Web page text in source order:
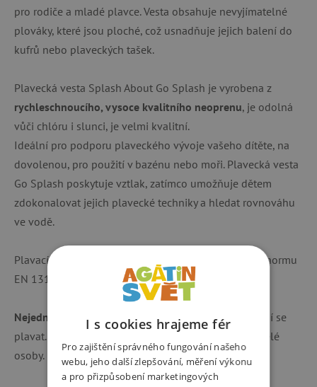
pro rodiče a mladé plavce. Vesta obsahuje nevyjímatelné
plováky, které jsou ploché, což usnadňuje jejich balení do
kufrů nebo plaveckých tašek.
Plavecká vesta Splash About Go Splash je vyrobena z
rychleschnoucího, vysoce kvalitního neoprenu, je odolná
vůči chlóru i slunci, je velmi kvalitní.
Ideální pro podporu plaveckého vývoje vašeho dítěte, na
dovolenou, pro použití v bazénu nebo moři. Plavecká vesta
Go Splash poskytuje vztlak, zatímco umožňuje dětem
zdokonalovat jejich plavecké techniky a hledat rovnováhu
ve vodě.
Plavací vesty mají CE certifikáty a splňují Evropskou normu
EN 13138-1:2021/AC:2022
Nejedná se o záchranou vestu , ale pomůcku při učení se
plavat. Musí být použita pod stálým dohledem dospělé
osoby. Nenechávejte dítě ve vodě bez dozoru.
I s cookies hrajeme fér
Pro zajištění správného fungování našeho
webu, jeho další zlepšování, měření výkonu
a pro přizpůsobení marketingových